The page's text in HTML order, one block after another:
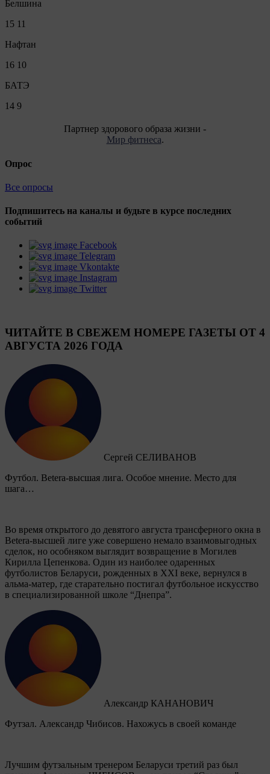
Белшина
15 11
Нафтан
16 10
БАТЭ
14 9
Партнер здорового образа жизни -
Мир фитнеса.
Опрос
Все опросы
Подпишитесь на каналы и будьте в курсе последних
событий
Facebook
Telegram
Vkontakte
Instagram
Twitter
ЧИТАЙТЕ В СВЕЖЕМ НОМЕРЕ ГАЗЕТЫ ОТ 4
АВГУСТА 2026 ГОДА
Сергей СЕЛИВАНОВ
Футбол. Betera-высшая лига. Особое мнение. Место для
шага…
Во время открытого до девятого августа трансферного окна в
Betera-высшей лиге уже совершено немало взаимовыгодных
сделок, но особняком выглядит возвращение в Могилев
Кирилла Цепенкова. Один из наиболее одаренных
футболистов Беларуси, рожденных в XXI веке, вернулся в
альма-матер, где старательно постигал футбольное искусство
в специализированной школе “Днепра”.
Александр КАНАНОВИЧ
Футзал. Александр Чибисов. Нахожусь в своей команде
Лучшим футзальным тренером Беларуси третий раз был